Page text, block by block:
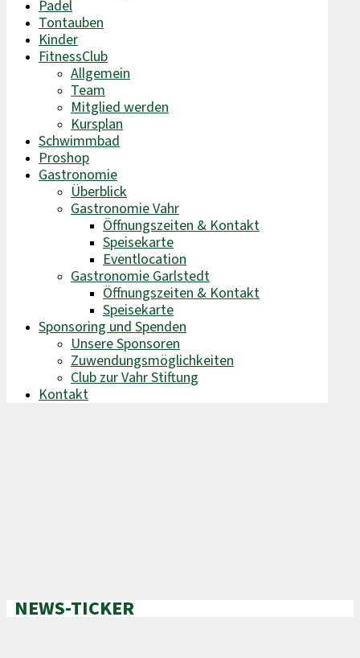
Padel
Tontauben
Kinder
FitnessClub
Allgemein
Team
Mitglied werden
Kursplan
Schwimmbad
Proshop
Gastronomie
Überblick
Gastronomie Vahr
Öffnungszeiten & Kontakt
Speisekarte
Eventlocation
Gastronomie Garlstedt
Öffnungszeiten & Kontakt
Speisekarte
Sponsoring und Spenden
Unsere Sponsoren
Zuwendungsmöglichkeiten
Club zur Vahr Stiftung
Kontakt
NEWS-TICKER